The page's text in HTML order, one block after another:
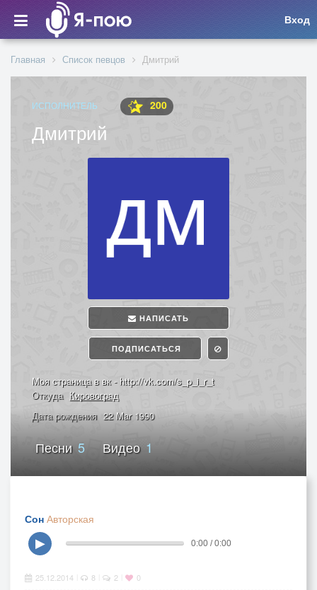
Вход
Главная Список певцов Дмитрий
ИСПОЛНИТЕЛЬ 200
Дмитрий
НАПИСАТЬ
ПОДПИСАТЬСЯ
Моя страница в вк - http://vk.com/s_p_i_r_t
Откуда Кировоград
Дата рождения 22 Mar 1990
Песни5 Видео 1
Сон Авторская
▶
0:00 / 0:00
25.12.2014 8 2 0